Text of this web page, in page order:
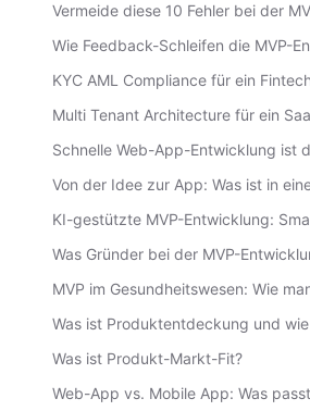
Vermeide diese 10 Fehler bei der
Wie Feedback-Schleifen die MVP-
KYC AML Compliance für ein
Multi Tenant Architecture für ein
Schnelle Web-App-Entwicklung ist
Von der Idee zur App: Was ist in
KI-gestützte MVP-Entwicklung:
Was Gründer bei der MVP-
MVP im Gesundheitswesen: Wie
Was ist Produktentdeckung und
Was ist Produkt-Markt-Fit?
Web-App vs. Mobile App: Was